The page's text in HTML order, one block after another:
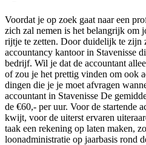
Voordat je op zoek gaat naar een
zich zal nemen is het belangrijk om
rijtje te zetten. Door duidelijk te zijn
accountancy kantoor in Stavenisse
bedrijf. Wil je dat de accountant
of zou je het prettig vinden om ook
dingen die je je moet afvragen
accountant in Stavenisse De
de €60,- per uur. Voor de startende
kwijt, voor de uiterst ervaren
taak een rekening op laten maken,
loonadministratie op jaarbasis rond